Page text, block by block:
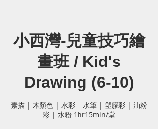
小西灣-兒童技巧繪
畫班 / Kid's
Drawing (6-10)
素描 | 木顏色 | 水彩 ​​​| 水筆 | 塑膠彩 | 油粉
彩 | 水粉 1hr15min/堂